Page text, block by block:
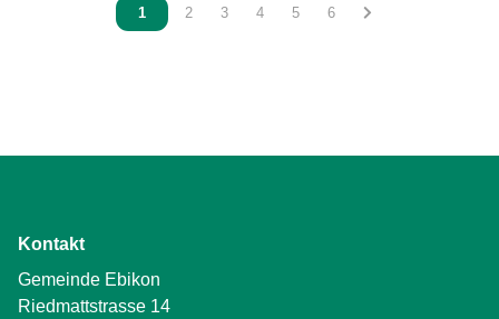
Vous êtes sur la page
1 Vous êtes sur la page
2 Vous êtes sur la page
3 Vous êtes sur la page
4 Vous êtes sur la page
5 Vous êtes sur la page
6
Kontakt
Gemeinde Ebikon
Riedmattstrasse 14